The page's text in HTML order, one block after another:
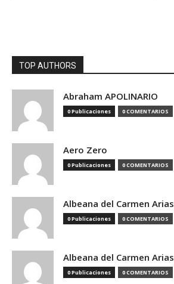
TOP AUTHORS
Abraham APOLINARIO
0 Publicaciones 0 COMENTARIOS
Aero Zero
0 Publicaciones 0 COMENTARIOS
Albeana del Carmen Arias
0 Publicaciones 0 COMENTARIOS
Albeana del Carmen Arias
0 Publicaciones 0 COMENTARIOS